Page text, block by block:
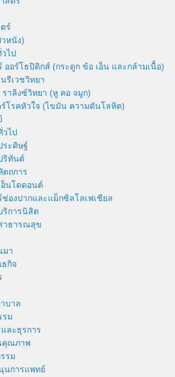
ร์
หนัง)
ไป
ออร์โธปิดิกส์ (กระดูก ข้อ เอ็น และกล้ามเนื้อ)
รีเวชวิทยา
าลิงซ์วิทยา (หู คอ จมูก)
โรคหัวใจ (ไขมัน ความดันโลหิต)
ไป
ระดิษฐ์
ริทันต์
ถการ
นโดดอนต์
องปากและแม็กซิลโลเฟเชียล
ริการนิสิต
าธารณสุข
มา
กิจ
บาล
รม
ละธุรการ
คุณภาพ
รม
นการแพทย์